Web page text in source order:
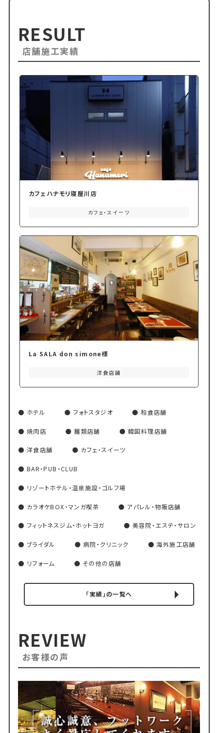
RESULT
店舗施工実績
カフェハナモリ寝屋川店
カフェ・スイーツ
La SALA don simone様
洋食店舗
ホテル フォトスタジオ 和食店舗
焼肉店 麺類店舗 韓国料理店舗
洋食店舗 カフェ・スイーツ
BAR・PUB・CLUB
リゾートホテル・温泉施設・ゴルフ場
カラオケBOX・マンガ喫茶 アパレル・物販店舗
フィットネスジム・ホットヨガ 美容院・エステ・サロン
ブライダル 病院・クリニック 海外施工店舗
リフォーム その他の店舗
「実績」の一覧へ
REVIEW
お客様の声